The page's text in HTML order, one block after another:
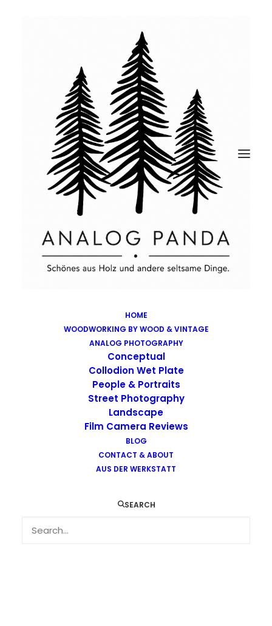
HOME
WOODWORKING BY WOOD & VINTAGE
ANALOG PHOTOGRAPHY
Conceptual
Collodion Wet Plate
People & Portraits
Street Photography
Landscape
Film Camera Reviews
BLOG
CONTACT & ABOUT
AUS DER WERKSTATT
SEARCH
Images tagged "helmet"